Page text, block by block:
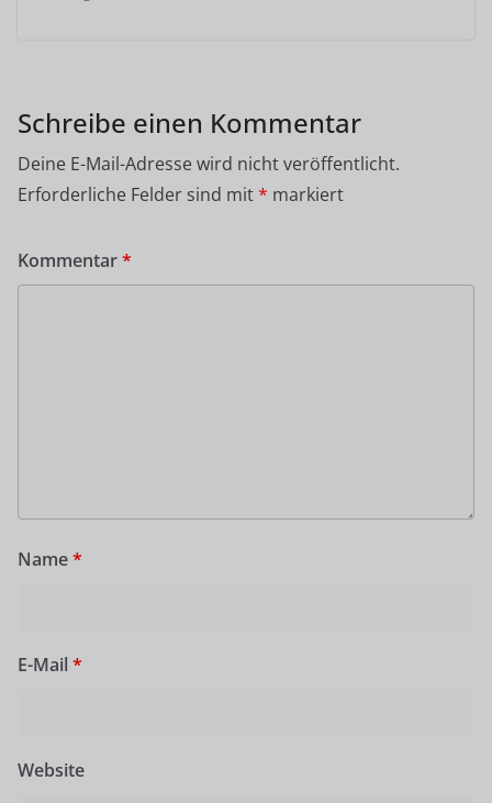
Schreibe einen Kommentar
Deine E-Mail-Adresse wird nicht veröffentlicht.
Erforderliche Felder sind mit* markiert
Kommentar*
Name*
E-Mail *
Website